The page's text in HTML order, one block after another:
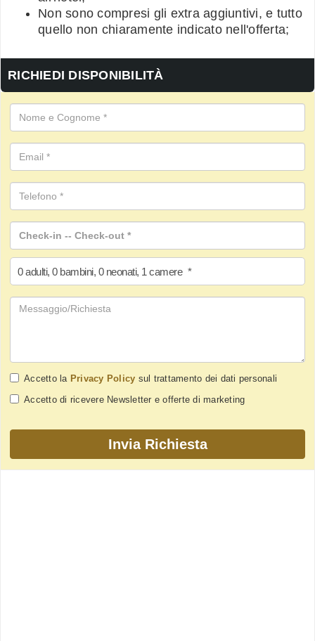
Non sono compresi gli extra aggiuntivi, e tutto
quello non chiaramente indicato nell'offerta;
RICHIEDI DISPONIBILITÀ
0 adulti, 0 bambini, 0 neonati, 1 camere *
Accetto la Privacy Policy sul trattamento dei dati personali
Accetto di ricevere Newsletter e offerte di marketing